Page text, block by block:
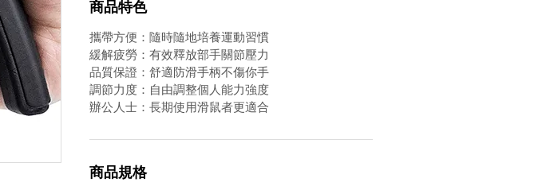
商品特色
攜帶方便：隨時隨地培養運動習慣
緩解疲勞：有效釋放部手關節壓力
品質保證：舒適防滑手柄不傷你手
調節力度：自由調整個人能力強度
辦公人士：長期使用滑鼠者更適合
商品規格